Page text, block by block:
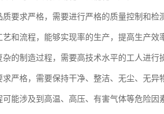
要求严格，需要进行严格的质量控制和检
和流程，能够实现率的生产，提高生产效
的制造过程，需要高技术水平的工人进行
严格，需要保持干净、整洁、无尘、无异
能涉及到高温、高压、有害气体等危险